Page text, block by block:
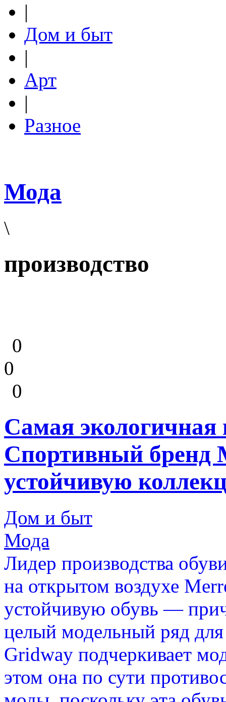
|
Дом и быт
|
Арт
|
Разное
Мода
\
производство
0
0
0
Самая экологичная
Спортивный бренд
устойчивую
Дом и быт
Мода
Лидер производства
на открытом воздухе
устойчивую обувь —
целый модельный ряд
Gridway подчеркивает
этом она по сути